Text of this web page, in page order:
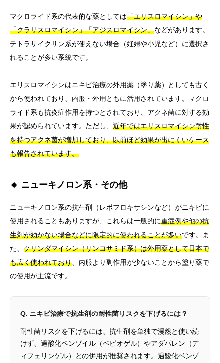
マクロライド系の代表的な薬としては「エリスロマイシン」や
「クラリスロマイシン」「アジスロマイシン」などがあります。
テトラサイクリン系が使えない場合（妊婦や小児など）に選択さ
れることが多い系統です。
エリスロマイシンはニキビ治療の外用薬（塗り薬）としても古く
から使われており、内服・外用ともに活用されています。マクロ
ライド系も抗炎症作用を持つとされており、アクネ菌に対する効
果が認められています。ただし、 近年ではエリスロマイシン耐性
を持つアクネ菌が増加しており、以前ほど効果が出にくいケース
も報告されています。
🔸 ニューキノロン系・その他
ニューキノロン系の抗生剤（レボフロキサシンなど）がニキビに
使用されることもありますが、これらは一般的に重症例や他の抗
生剤が効かない場合などに限定的に使われることが多いです。ま
た、 クリンダマイシン（リンコサミド系）は外用薬として日本で
も広く使われており 、内服より副作用が少ないことから塗り薬で
の使用が主流です。
Q. ニキビ治療で抗生剤の耐性菌リスクを下げるには？
耐性菌リスクを下げるには、抗生剤を単独で漫然と使い続
けず、過酸化ベンゾイル（ベピオゲル）やアダパレン（デ
ィフェリンゲル）との併用が推奨されます。過酸化ベンゾ